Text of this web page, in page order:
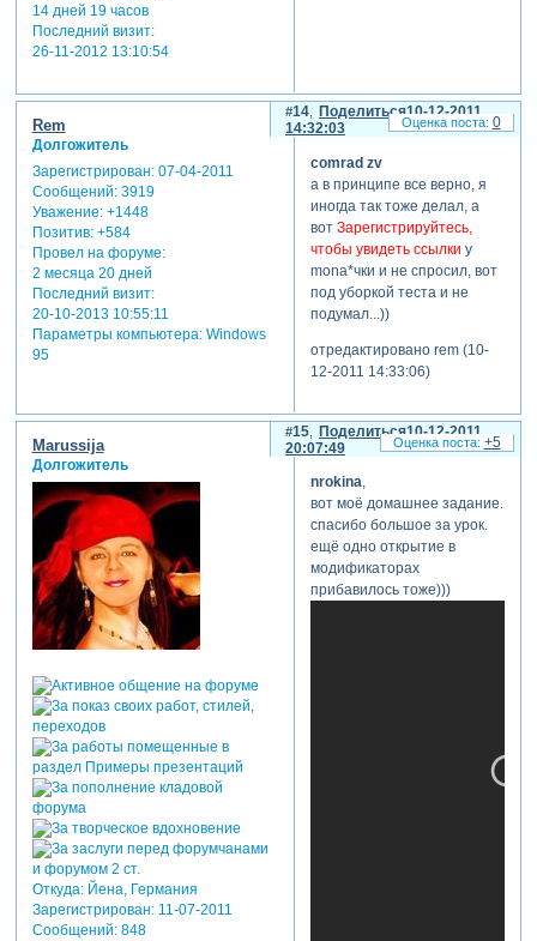
14 дней 19 часов
Последний визит:
26-11-2012 13:10:54
Поделиться
14
10-12-2011
14:32:03
Rem
Долгожитель
Зарегистрирован: 07-04-2011
Сообщений:3919
Уважение: +1448
Позитив: +584
Провел на форуме:
2 месяца 20 дней
Последний визит:
20-10-2013 10:55:11
Параметры компьютера:Windows
95
comrad zv
а в принципе все верно, я
иногда так тоже делал, а
вот Зарегистрируйтесь,
чтобы увидеть ссылки у
mona*чки и не спросил, вот
под уборкой теста и не
подумал...))
отредактировано rem (10-
12-2011 14:33:06)
0
Поделиться
15
10-12-2011
20:07:49
Marussija
Долгожитель
Откуда:Йена, Германия
Зарегистрирован: 11-07-2011
Сообщений:848
nrokina,
вот моё домашнее задание.
спасибо большое за урок.
ещё одно открытие в
модификаторах
прибавилось тоже)))
+5